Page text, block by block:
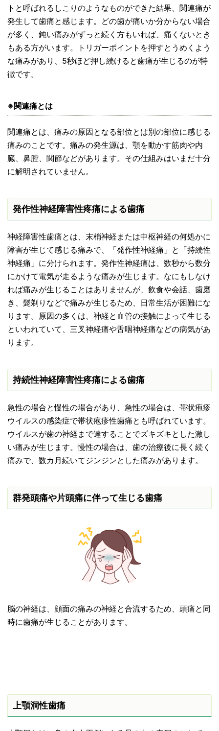
トと呼ばれるしこりのようなものができた結果、関連痛が
発生して歯痛と感じます。どの歯が痛いか分からない場合
が多く、鈍い痛みがずっと続く方もいれば、痛くないとき
もある方がいます。トリガーポイントを押すとうめくよう
な痛みがあり、5秒ほど押し続けると歯痛が生じるのが特
徴です。
※関連痛とは
関連痛とは、痛みの原因となる部位とは別の部位に感じる
痛みのことです。痛みの発生源は、顎を動かす筋肉や内
臓、鼻腔、関節などがあります。その仕組みはいまだ十分
に解明されていません。
発作性神経障害性疼痛による歯痛
神経障害性歯痛とは、末梢神経または中枢神経の何処かに
障害が生じて感じる痛みで、「発作性神経痛」と「持続性
神経痛」に分けられます。発作性神経痛は、数秒から数分
にかけて電気が走るような痛みが生じます。なにもしなけ
れば痛みが生じることはありませんが、飲食や会話、歯磨
き、髭剃りなどで痛みが生じるため、日常生活が困難にな
ります。原因の多くは、神経と血管の接触によって生じる
といわれていて、三叉神経痛や舌咽神経痛などの病気があ
ります。
持続性神経障害性疼痛による歯痛
急性の場合と慢性の場合があり、急性の場合は、帯状疱疹
ウイルスの感染症で帯状疱疹性歯痛とも呼ばれています。
ウイルスが歯の神経まで達することでズキズキとした激し
い痛みが生じます。慢性の場合は、歯の治療後に長く続く
痛みで、数カ月続いてジンジンとした痛みがあります。
群発頭痛や片頭痛に伴って生じる歯痛
脳の神経は、顔面の痛みの神経と合流するため、頭痛と同
時に歯痛が生じることがあります。
上顎洞性歯痛